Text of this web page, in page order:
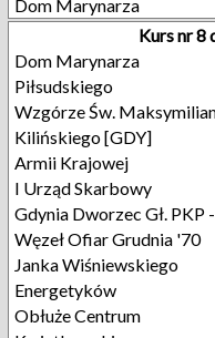
Dom Marynarza
Kurs nr 8
Dom Marynarza
Piłsudskiego
Wzgórze Św.
Kilińskiego [GDY]
Armii Krajowej
I Urząd Skarbowy
Gdynia Dworzec Gł. PKP
Węzeł Ofiar Grudnia '70
Janka Wiśniewskiego
Energetyków
Obłuże Centrum